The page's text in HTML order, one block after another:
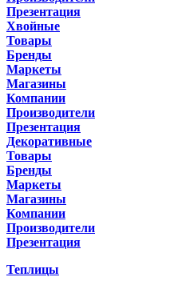
Презентация
Хвойные
Товары
Бренды
Маркеты
Магазины
Компании
Производители
Презентация
Декоративные
Товары
Бренды
Маркеты
Магазины
Компании
Производители
Презентация
Теплицы